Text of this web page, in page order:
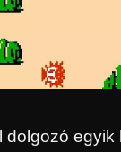
dolgozó egyik